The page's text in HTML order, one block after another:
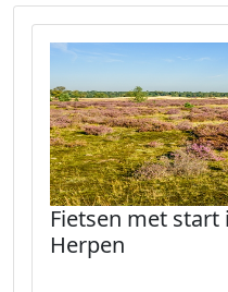
Fietsen met
Herpen